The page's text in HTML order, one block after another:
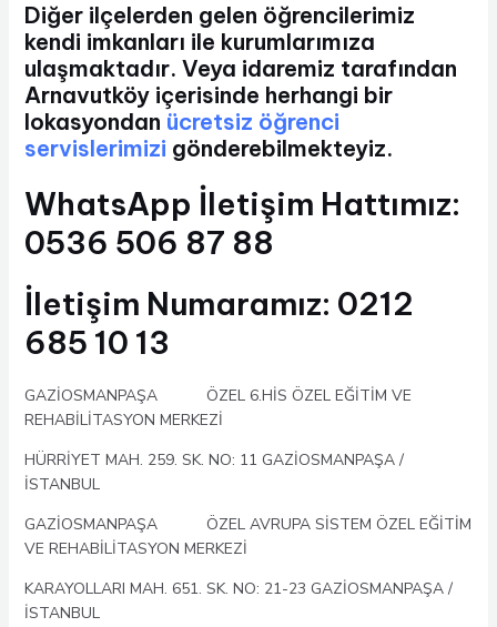
Diğer ilçelerden gelen öğrencilerimiz
kendi imkanları ile kurumlarımıza
ulaşmaktadır. Veya idaremiz tarafından
Arnavutköy içerisinde herhangi bir
lokasyondan ücretsiz öğrenci
servislerimizi gönderebilmekteyiz.
WhatsApp İletişim Hattımız:
0536 506 87 88
İletişim Numaramız: 0212
685 10 13
GAZİOSMANPAŞA ÖZEL 6.HİS ÖZEL EĞİTİM VE
REHABİLİTASYON MERKEZİ
HÜRRİYET MAH. 259. SK. NO: 11 GAZİOSMANPAŞA /
İSTANBUL
GAZİOSMANPAŞA ÖZEL AVRUPA SİSTEM ÖZEL EĞİTİM
VE REHABİLİTASYON MERKEZİ
KARAYOLLARI MAH. 651. SK. NO: 21-23 GAZİOSMANPAŞA /
İSTANBUL